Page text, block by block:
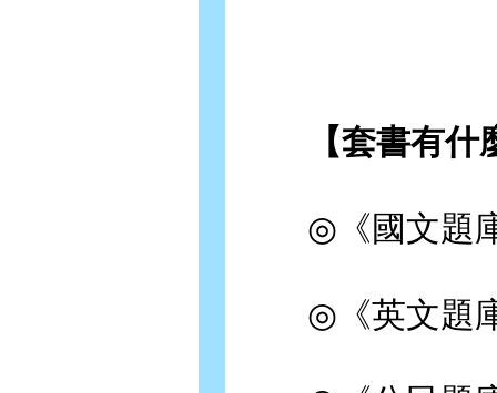
【套書有什麼
◎《國文題庫
◎《英文題庫